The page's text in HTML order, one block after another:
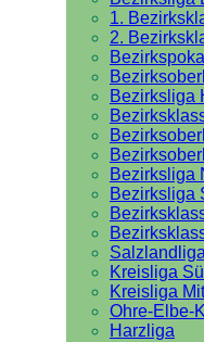
1.
2.
Bezirksliga
Bezirksliga
Bezirksliga
Salzlandliga
Kreisliga
Kreisliga
Ohre-Elbe-
Harzliga